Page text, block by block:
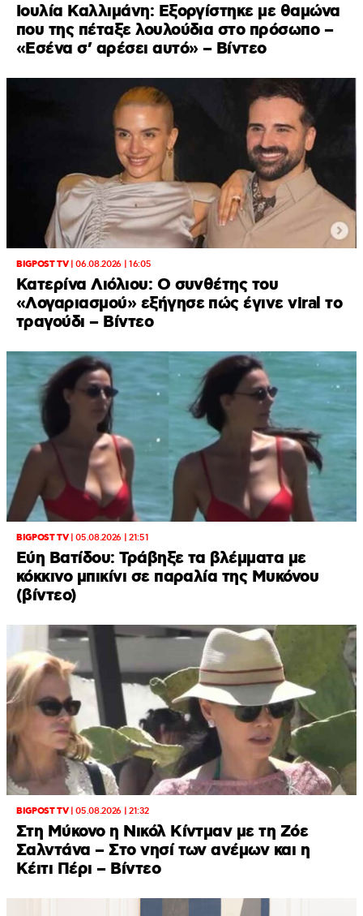
Ιουλία Καλλιμάνη: Εξοργίστηκε με θαμώνα
που της πέταξε λουλούδια στο πρόσωπο –
«Εσένα σ’ αρέσει αυτό» – Βίντεο
BIGPOST TV|06.08.2026 | 16:05
Κατερίνα Λιόλιου: Ο συνθέτης του
«Λογαριασμού» εξήγησε πώς έγινε viral το
τραγούδι – Βίντεο
BIGPOST TV|05.08.2026 | 21:51
Εύη Βατίδου: Τράβηξε τα βλέμματα με
κόκκινο μπικίνι σε παραλία της Μυκόνου
(βίντεο)
BIGPOST TV|05.08.2026 | 21:32
Στη Μύκονο η Νικόλ Κίντμαν με τη Ζόε
Σαλντάνα – Στο νησί των ανέμων και η
Κέιτι Πέρι – Βίντεο